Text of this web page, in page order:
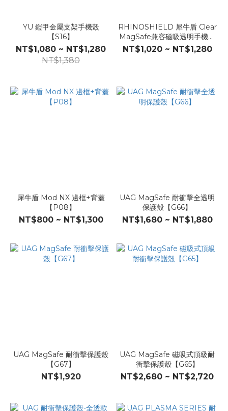
YU 鎧甲金屬支架手機殼
【S16】
NT$1,080 ~ NT$1,280
NT$1,380
RHINOSHIELD 犀牛盾 Clear
MagSafe兼容磁吸透明手機殼
【F76】
NT$1,020 ~ NT$1,280
犀牛盾 Mod NX 邊框+背蓋
【P08】
NT$800 ~ NT$1,300
UAG MagSafe 耐衝擊全透明
保護殼【G66】
NT$1,680 ~ NT$1,880
UAG MagSafe 耐衝擊保護殼
【G67】
NT$1,920
UAG MagSafe 磁吸式頂級耐
衝擊保護殼【G65】
NT$2,680 ~ NT$2,720